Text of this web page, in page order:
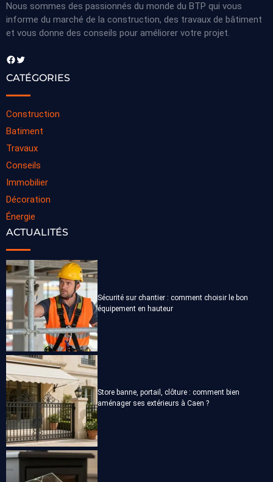
Nous sommes des passionnés du monde du BTP qui vous
informe du marché de la construction, des travaux de bâtiment
et vous donne des conseils pour améliorer votre projet.
Facebook Twitter
CATÉGORIES
Construction
Batiment
Travaux
Conseils
Immobilier
Décoration
Énergie
ACTUALITÉS
Sécurité sur chantier : comment choisir le bon
équipement en hauteur
Store banne, portail, clôture : comment bien
aménager ses extérieurs à Caen ?